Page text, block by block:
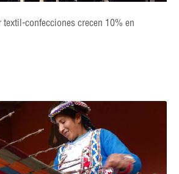
textil-confecciones crecen 10% en